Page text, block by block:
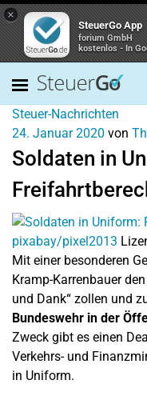
×
SteuerGo App
forium GmbH
kostenlos - In
Steuer-Nachrichten
24. Januar 2020 von
Soldaten in
pixabay/pixel2013
Mit einer besonderen
Kramp-Karrenbauer
und Dank“ zollen und
Bundeswehr in der
Zweck gibt es einen
Verkehrs- und
in Uniform.